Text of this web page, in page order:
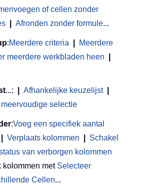
of cellen zonder
Afronden zonder formule...
:Meerdere criteria
Meerdere
meerdere werkbladen heen
...: Afhankelijke keuzelijst
selectie
:Voeg een specifiek aantal
Verplaats kolommen
Schakel
van verborgen kolommen
kolommen met Selecteer
Cellen...